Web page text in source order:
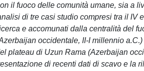
il fuoco delle comunità umane, sia a
di tre casi studio compresi tra il
e accomunati dalla centralità del
occidentale, II-I millennio
plateau di Uzun Rama (Azerbaijan
di recenti dati di scavo e la